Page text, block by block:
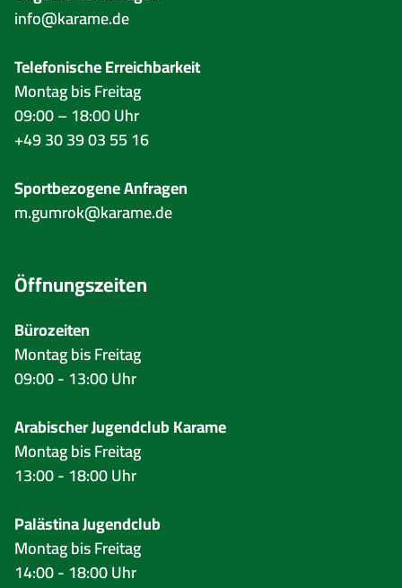
info@karame.de
Telefonische Erreichbarkeit
Montag bis Freitag
09:00 – 18:00 Uhr
+49 30 39 03 55 16
Sportbezogene Anfragen
m.gumrok@karame.de
Öffnungszeiten
Bürozeiten
Montag bis Freitag
09:00 - 13:00 Uhr
Arabischer Jugendclub Karame
Montag bis Freitag
13:00 - 18:00 Uhr
Palästina Jugendclub
Montag bis Freitag
14:00 - 18:00 Uhr